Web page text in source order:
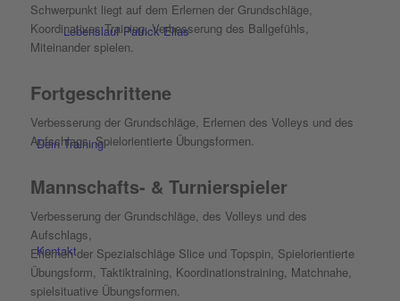
Lebenslauf Patrick Elias
Dein Training
Kontakt
Schwerpunkt liegt auf dem Erlernen der Grundschläge,
Koordinatives Training, Verbesserung des Ballgefühls,
Miteinander spielen.
Fortgeschrittene
Verbesserung der Grundschläge, Erlernen des Volleys und des
Aufschlags, Spielorientierte Übungsformen.
Mannschafts- & Turnierspieler
Verbesserung der Grundschläge, des Volleys und des
Aufschlags,
Erlernen der Spezialschläge Slice und Topspin, Spielorientierte
Übungsform, Taktiktraining, Koordinationstraining, Matchnahe,
spielsituative Übungsformen.